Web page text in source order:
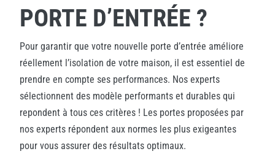
PORTE D’ENTRÉE ?
Pour garantir que votre nouvelle porte d’entrée améliore
réellement l’isolation de votre maison, il est essentiel de
prendre en compte ses performances. Nos experts
sélectionnent des modèle performants et durables qui
repondent à tous ces critères ! Les portes proposées par
nos experts répondent aux normes les plus exigeantes
pour vous assurer des résultats optimaux.